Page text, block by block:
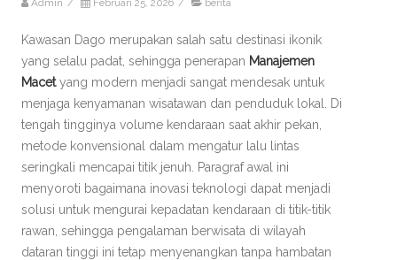
Kawasan Dago merupakan salah satu destinasi ikonik
yang selalu padat, sehingga penerapan Manajemen
Macetyang modern menjadi sangat mendesak untuk
menjaga kenyamanan wisatawan dan penduduk lokal. Di
tengah tingginya volume kendaraan saat akhir pekan,
metode konvensional dalam mengatur lalu lintas
seringkali mencapai titik jenuh. Paragraf awal ini
menyoroti bagaimana inovasi teknologi dapat menjadi
solusi untuk mengurai kepadatan kendaraan di titik-titik
rawan, sehingga pengalaman berwisata di wilayah
dataran tinggi ini tetap menyenangkan tanpa hambatan